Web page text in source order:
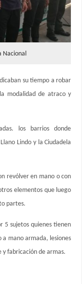
Nacional
su tiempo a robar
modalidad de atraco y
los barrios donde
Lindo y la Ciudadela
revólver en mano o con
elementos que luego
partes.
5 sujetos quienes tienen
mano armada, lesiones
fabricación de armas.